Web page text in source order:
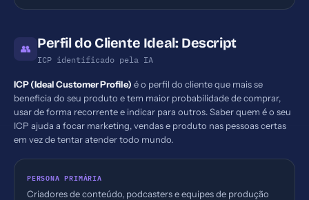
👥 Perfil do Cliente Ideal: Descript
ICP identificado pela IA
ICP (Ideal Customer Profile) é o perfil do cliente que mais se
beneficia do seu produto e tem maior probabilidade de comprar,
usar de forma recorrente e indicar para outros. Saber quem é o seu
ICP ajuda a focar marketing, vendas e produto nas pessoas certas
em vez de tentar atender todo mundo.
PERSONA PRIMÁRIA
Criadores de conteúdo, podcasters e equipes de produção